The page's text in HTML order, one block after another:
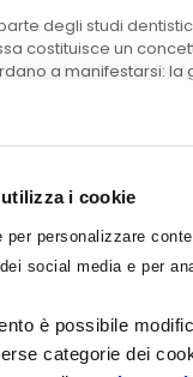
i cookie
personalizzare
social media e per
è possibile
categorie dei
degli studi
costituisce un
a manifestarsi: la
pagare per tempo e
questo articolo
corrette prassi per
patologiche.